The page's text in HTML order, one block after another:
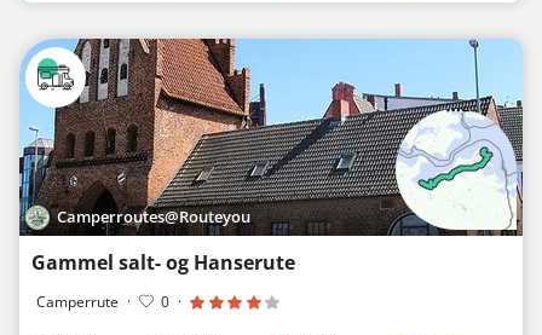
Camperroutes@Routeyou
Gammel salt- og Hanserute
Camperrute · 0 ·